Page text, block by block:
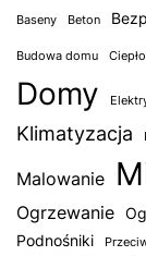
Baseny Beton
Budowa domu Ciepło
Domy
Klimatyzacja
Malowanie
Ogrzewanie
Podnośniki